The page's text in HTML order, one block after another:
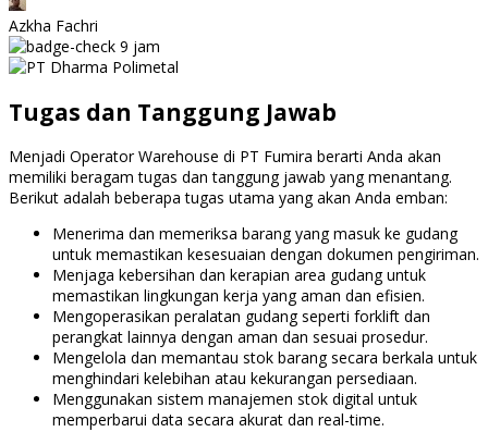
Azkha Fachri
9 jam
Tugas dan Tanggung Jawab
Menjadi Operator Warehouse di PT Fumira berarti Anda akan
memiliki beragam tugas dan tanggung jawab yang menantang.
Berikut adalah beberapa tugas utama yang akan Anda emban:
Menerima dan memeriksa barang yang masuk ke gudang
untuk memastikan kesesuaian dengan dokumen pengiriman.
Menjaga kebersihan dan kerapian area gudang untuk
memastikan lingkungan kerja yang aman dan efisien.
Mengoperasikan peralatan gudang seperti forklift dan
perangkat lainnya dengan aman dan sesuai prosedur.
Mengelola dan memantau stok barang secara berkala untuk
menghindari kelebihan atau kekurangan persediaan.
Menggunakan sistem manajemen stok digital untuk
memperbarui data secara akurat dan real-time.